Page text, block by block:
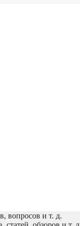
вопросов и т. д.